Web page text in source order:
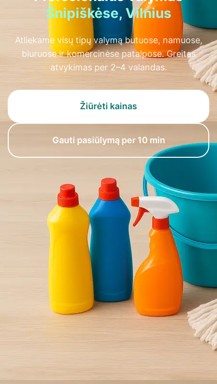
Šnipiškėse, Vilnius
Atliekame visų tipų valymą butuose, namuose,
biuruose ir komercinėse patalpose. Greitas
atvykimas per 2–4 valandas.
Žiūrėti kainas
Gauti pasiūlymą per 10 min